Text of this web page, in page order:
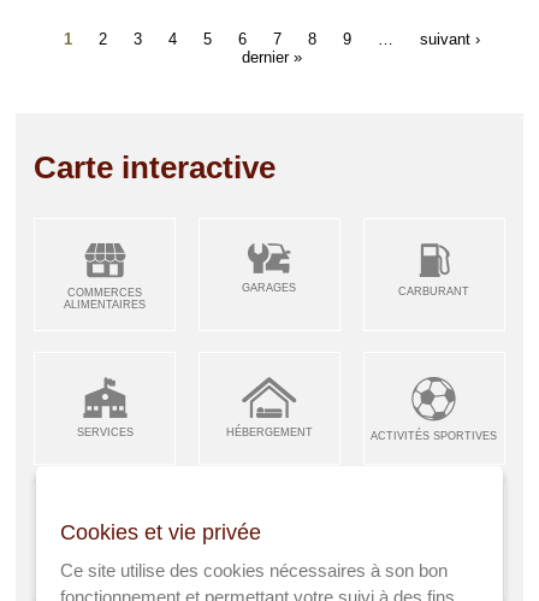
1 2 3 4 5 6 7 8 9
suivant ›
dernier »
Carte interactive
COMMERCES
ALIMENTAIRES
GARAGES CARBURANT
SERVICES HÉBERGEMENT ACTIVITÉS SPORTIVES
ARTISANS &
INDUSTRIES
RESTAURANTS CAFÉS ENFANCE JEUNESSE
Cookies et vie privée
Ce site utilise des cookies nécessaires à son bon
fonctionnement et permettant votre suivi à des fins